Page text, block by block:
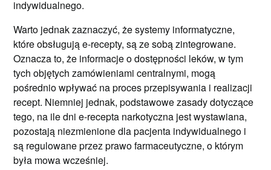
indywidualnego.
Warto jednak zaznaczyć, że systemy informatyczne,
które obsługują e-recepty, są ze sobą zintegrowane.
Oznacza to, że informacje o dostępności leków, w tym
tych objętych zamówieniami centralnymi, mogą
pośrednio wpływać na proces przepisywania i realizacji
recept. Niemniej jednak, podstawowe zasady dotyczące
tego, na ile dni e-recepta narkotyczna jest wystawiana,
pozostają niezmienione dla pacjenta indywidualnego i
są regulowane przez prawo farmaceutyczne, o którym
była mowa wcześniej.